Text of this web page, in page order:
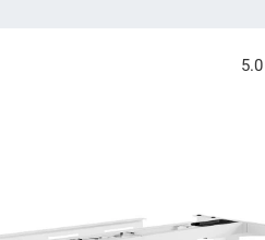
5.0